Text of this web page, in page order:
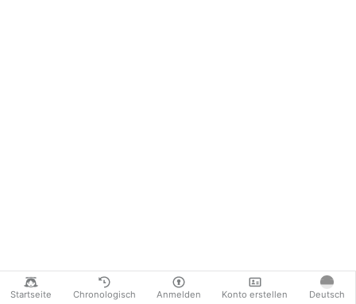
Startseite Chronologisch Anmelden Konto erstellen Deutsch